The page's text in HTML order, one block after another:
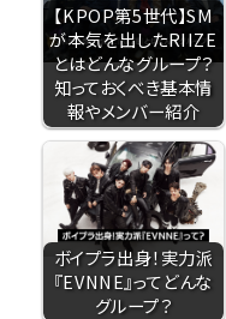
【KPOP第5世代】SM
が本気を出したRIIZE
とはどんなグループ？
知っておくべき基本情
報やメンバー紹介
ボイプラ出身！実力派
『EVNNE』ってどんな
グループ？